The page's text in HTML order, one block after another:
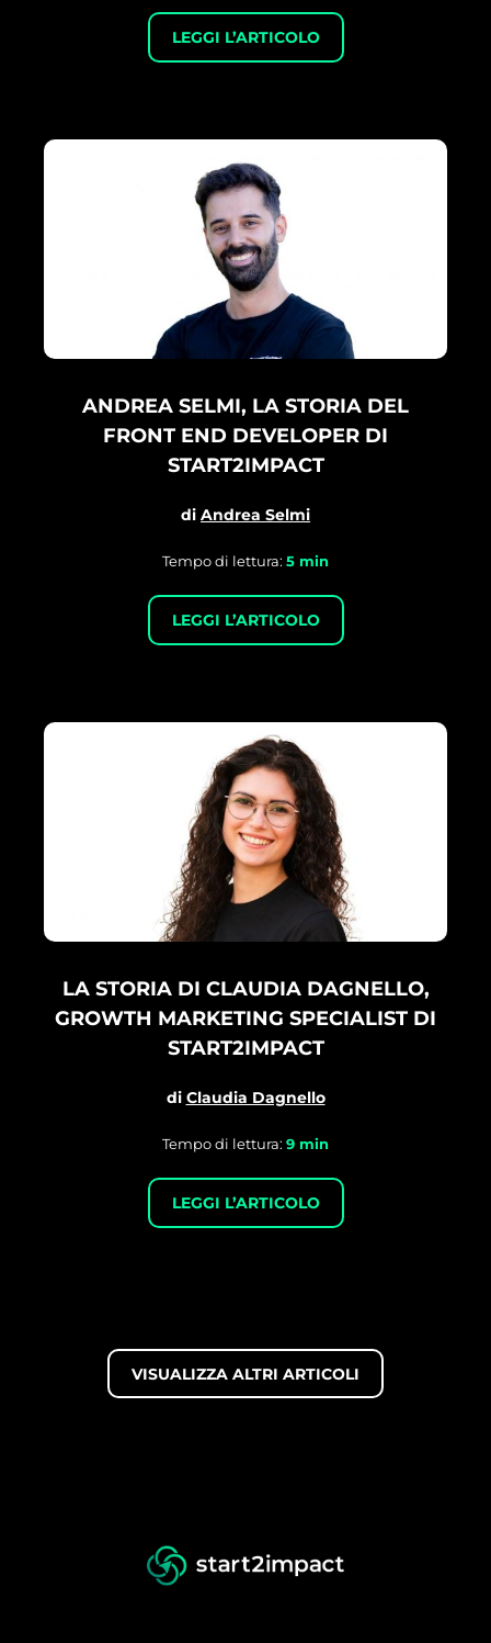
LEGGI L’ARTICOLO
ANDREA SELMI, LA STORIA DEL
FRONT END DEVELOPER DI
START2IMPACT
di Andrea Selmi
Tempo di lettura: 5 min
LEGGI L’ARTICOLO
LA STORIA DI CLAUDIA DAGNELLO,
GROWTH MARKETING SPECIALIST DI
START2IMPACT
di Claudia Dagnello
Tempo di lettura: 9 min
LEGGI L’ARTICOLO
VISUALIZZA ALTRI ARTICOLI